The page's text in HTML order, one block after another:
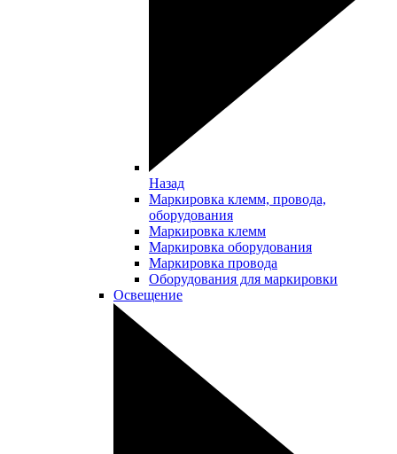
Назад
Маркировка клемм, провода,
оборудования
Маркировка клемм
Маркировка оборудования
Маркировка провода
Оборудования для маркировки
Освещение